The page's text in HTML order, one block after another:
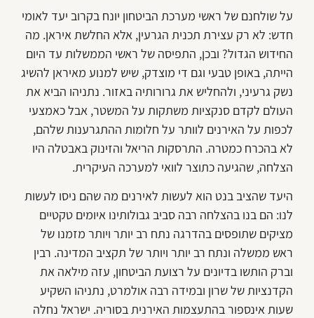
על שולחנם של ראשי מערכת הביטחון יונח בקרוב יעד לאומי
חדש: לא רק עצירת תכנית הגרעין, אלא החלשת איראן. מה
החידוש הגדול? ובכן, התפיסה של ראשי הממשלות עד היום
הייתה, באופן טבעי וגם די מוצדק, שיש למנוע מאיראן להשיג
נשק גרעיני, ולהחליש את גרורותיה באזור. נתניהו הביא את
העולם לקדם סנקציות משתקות על המשטר, אבל כאמצעי
לכפות על האירנים לוותר על חלומות ההתגרענות שלהם,
לא בהכרח כמטרה. התרסקות הריאל והזינוק באבטלה היו
הצלחה, שהגיעה כתוצר לוואי למערכה העיקרית.
היעד שהציב בנט הוא לעשות לאירנים מה שהם ניסו לעשות
לנו: הם בנו בהצלחה רבה סביב גבולותינו איומים טקטיים
מציקים שתופסים בהדרגה נתח רב יותר ויותר מזמנו של
ראש ממשלה ונתח רב יותר ויותר של תקציב המדינה. רבין
וברק הותשו בדיונים על רצועת הביטחון, עזה מילאה את
הקדנציות של שרון ובמידה רבה אולמרט, נתניהו השקיע
שעות אינספור בהתעצמות האירנית בסוריה. ישראל נחלה